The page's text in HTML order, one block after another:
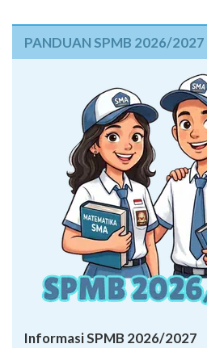
PANDUAN SPMB 2026/2027
Informasi SPMB 2026/2027